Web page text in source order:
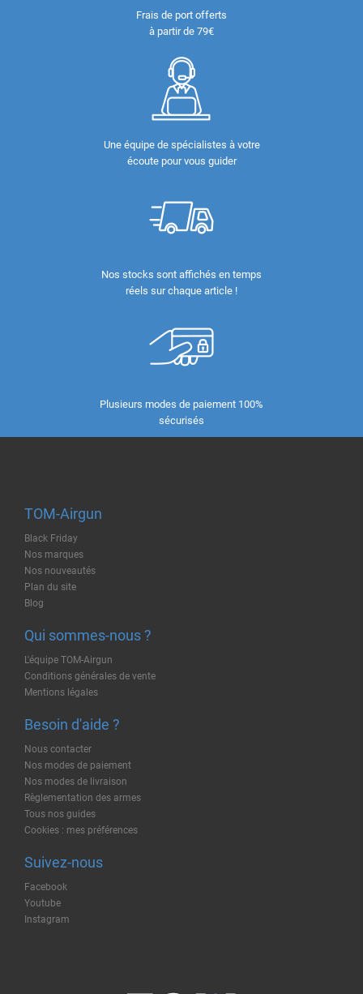
Frais de port offerts
à partir de 79€
Une équipe de spécialistes à votre
écoute pour vous guider
Nos stocks sont affichés en temps
réels sur chaque article !
Plusieurs modes de paiement 100%
sécurisés
TOM-Airgun
Black Friday
Nos marques
Nos nouveautés
Plan du site
Blog
Qui sommes-nous ?
L'équipe TOM-Airgun
Conditions générales de vente
Mentions légales
Besoin d'aide ?
Nous contacter
Nos modes de paiement
Nos modes de livraison
Règlementation des armes
Tous nos guides
Cookies : mes préférences
Suivez-nous
Facebook
Youtube
Instagram